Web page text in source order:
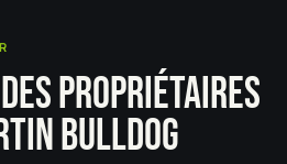
PROPRIÉTAIRES
BULLDOG